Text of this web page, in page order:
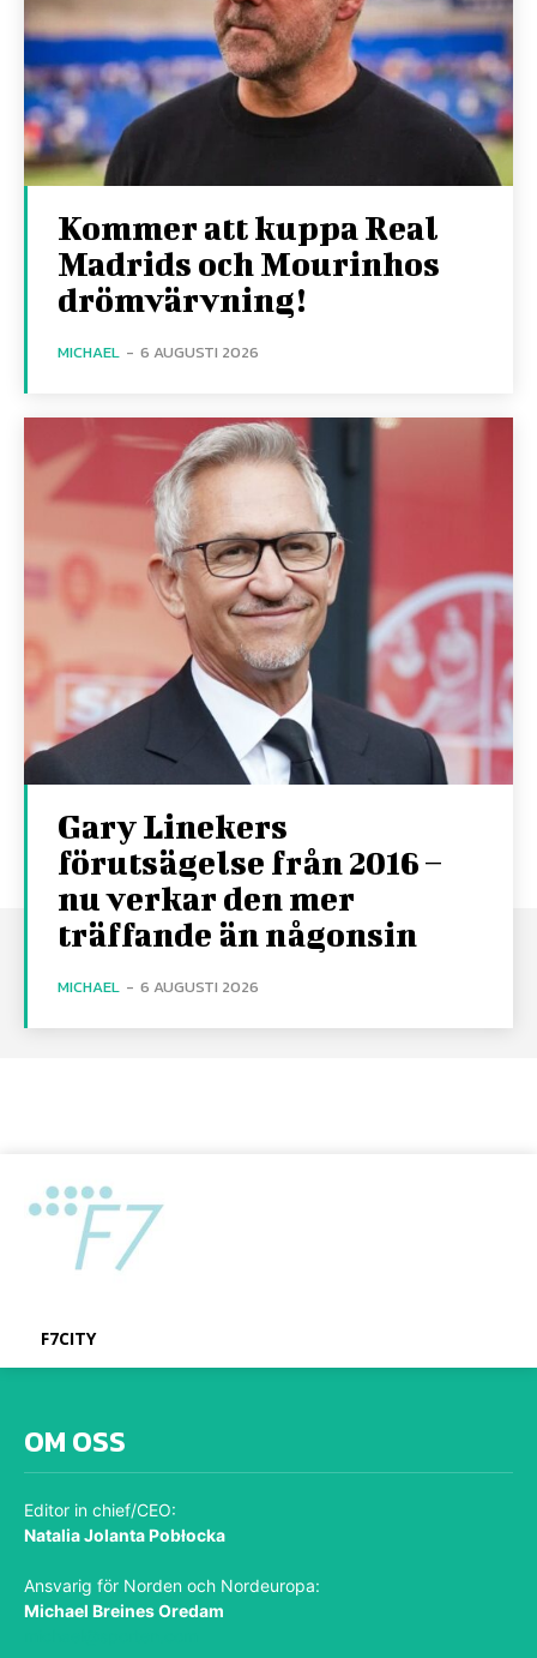
Kommer att kuppa Real
Madrids och Mourinhos
drömvärvning!
MICHAEL - 6 AUGUSTI 2026
Gary Linekers
förutsägelse från 2016 –
nu verkar den mer
träffande än någonsin
MICHAEL - 6 AUGUSTI 2026
F7CITY
OM OSS
Editor in chief/CEO:
Natalia Jolanta Pobłocka
Ansvarig för Norden och Nordeuropa:
Michael Breines Oredam